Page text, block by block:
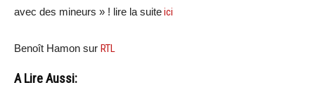
avec des mineurs » ! lire la suiteici
Benoît Hamon sur RTL
A Lire Aussi: